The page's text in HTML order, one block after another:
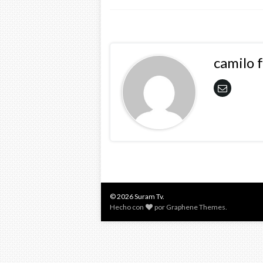
camilo
© 2026 Suram Tv.
Hecho con
por Graphene Themes.